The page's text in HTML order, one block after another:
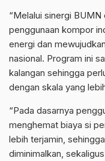
“Melalui sinergi
penggunaan kompor
energi dan
nasional. Program ini
kalangan sehingga
dengan skala yang
“Pada dasarnya
menghemat biaya si
lebih terjamin,
diminimalkan,